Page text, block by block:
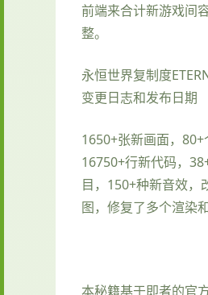
前端来合计新游戏间
整。
永恒世界复制度
变更日志和发布日期
1650+张新画面，80+
16750+行新代码，
目，150+种新音效，
图，修复了多个渲染
本秘籍基于即者的官